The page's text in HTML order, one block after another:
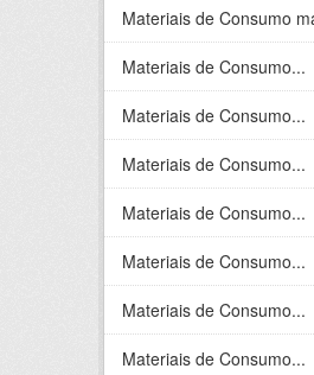
Materiais de Consumo
Materiais de Consumo...
Materiais de Consumo...
Materiais de Consumo...
Materiais de Consumo...
Materiais de Consumo...
Materiais de Consumo...
Materiais de Consumo...